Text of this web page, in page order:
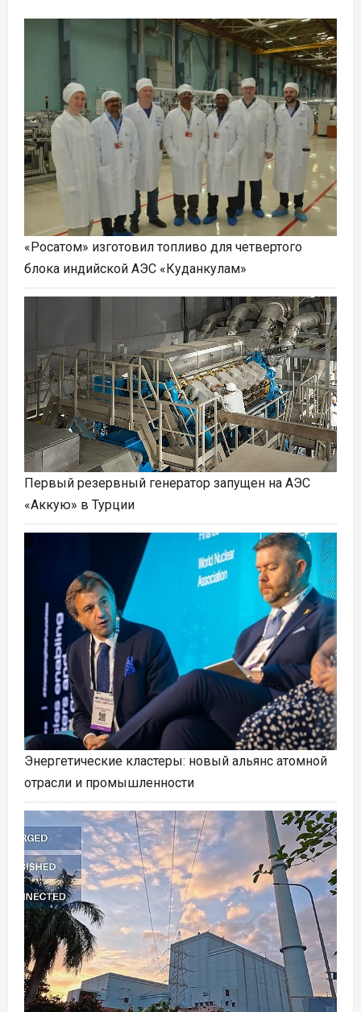
«Росатом» изготовил топливо для четвертого
блока индийской АЭС «Куданкулам»
Первый резервный генератор запущен на АЭС
«Аккую» в Турции
Энергетические кластеры: новый альянс атомной
отрасли и промышленности